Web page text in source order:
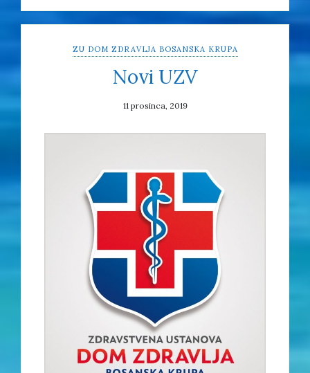
ZU DOM ZDRAVLJA BOSANSKA KRUPA
Novi UZV
11 prosinca, 2019